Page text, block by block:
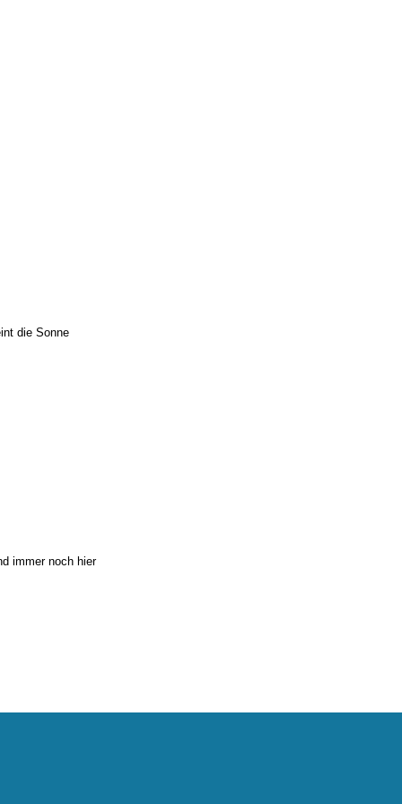
die Sonne
immer noch hier